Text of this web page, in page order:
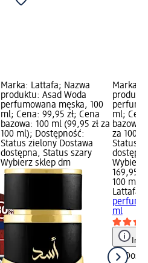
Marka: Lattafa; Nazwa
produktu: Asad Woda
perfumowana męska, 100
ml; Cena: 99,95 zł; Cena
bazowa: 100 ml (99,95 zł za
100 ml); Dostępność:
Status zielony Dostawa
dostępna, Status szary
Wybierz sklep dm
Marka:
ml;
bazowa:
za 100
Status
Wybierz
169,95 zł
100 ml
Lattafa
ml